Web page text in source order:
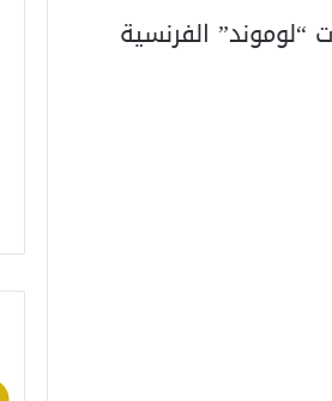
“لوموند” الفرنسية